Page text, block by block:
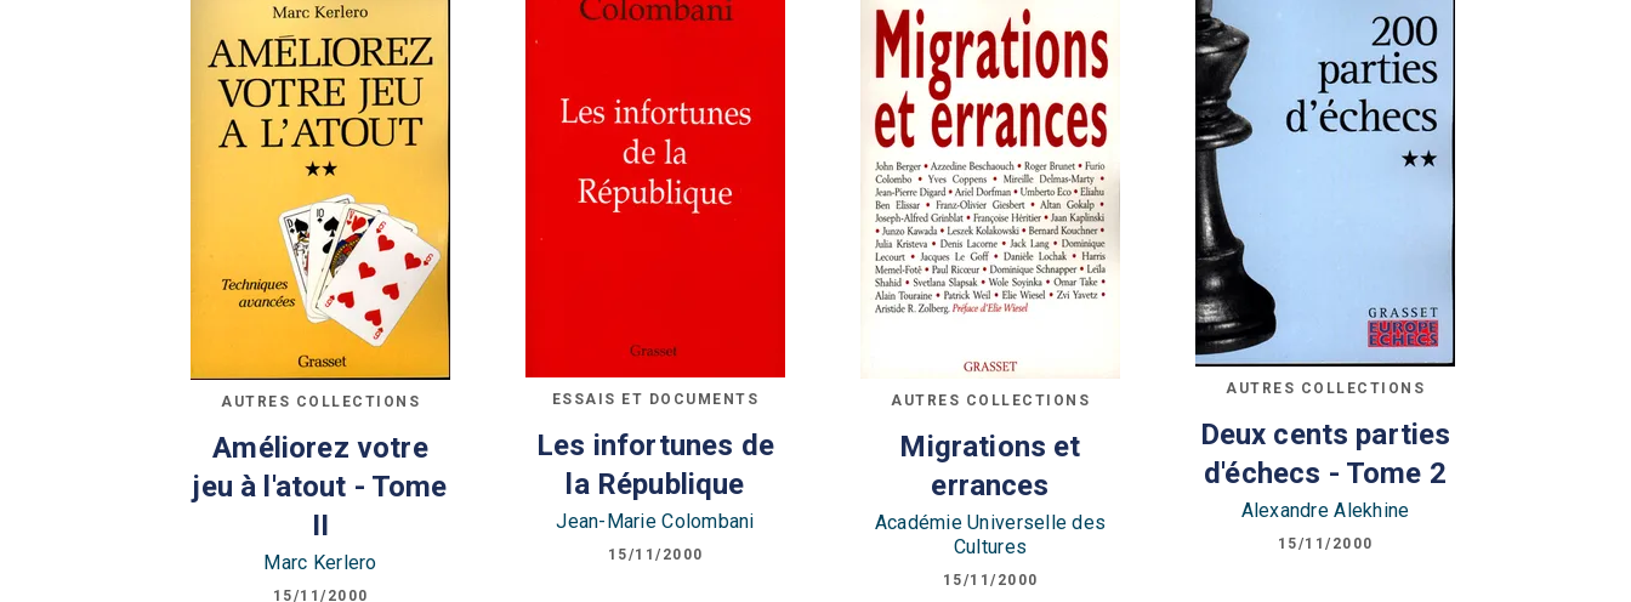
AUTRES COLLECTIONS
Améliorez votre
jeu à l'atout - Tome
II
Marc Kerlero
15/11/2000
ESSAIS ET DOCUMENTS
Les infortunes de
la République
Jean-Marie Colombani
15/11/2000
AUTRES COLLECTIONS
Migrations et
errances
Académie Universelle des
Cultures
15/11/2000
AUTRES COLLECTIONS
Deux cents parties
d'échecs - Tome 2
Alexandre Alekhine
15/11/2000